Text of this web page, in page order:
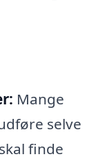
Mange
selve
finde